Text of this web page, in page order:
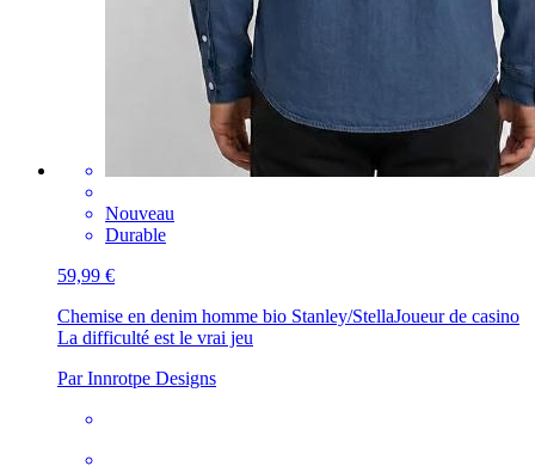
Nouveau
Durable
59,99 €
Chemise en denim homme bio Stanley/StellaJoueur de casino
La difficulté est le vrai jeu
Par Innrotpe Designs